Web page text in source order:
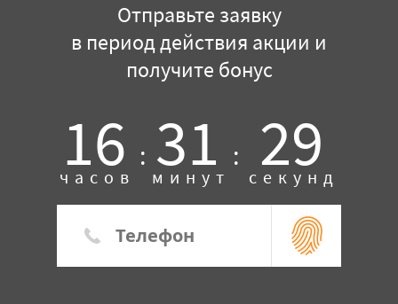
Отправьте заявку
в период действия акции и
получите бонус
16 :
часов 31 :
минут 28
секунд